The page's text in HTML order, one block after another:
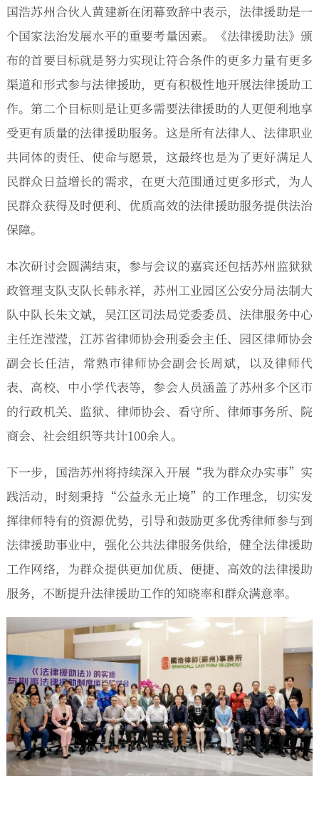
国浩苏州合伙人黄建新在闭幕致辞中表示，法律援助是一
个国家法治发展水平的重要考量因素。《法律援助法》颁
布的首要目标就是努力实现让符合条件的更多力量有更多
渠道和形式参与法律援助，更有积极性地开展法律援助工
作。第二个目标则是让更多需要法律援助的人更便利地享
受更有质量的法律援助服务。这是所有法律人、法律职业
共同体的责任、使命与愿景，这最终也是为了更好满足人
民群众日益增长的需求，在更大范围通过更多形式，为人
民群众获得及时便利、优质高效的法律援助服务提供法治
保障。
本次研讨会圆满结束，参与会议的嘉宾还包括苏州监狱狱
政管理支队支队长韩永祥，苏州工业园区公安分局法制大
队中队长朱文斌，吴江区司法局党委委员、法律服务中心
主任迮滢滢，江苏省律师协会刑委会主任、园区律师协会
副会长任洁，常熟市律师协会副会长周斌，以及律师代
表、高校、中小学代表等，参会人员涵盖了苏州多个区市
的行政机关、监狱、律师协会、看守所、律师事务所、院
商会、社会组织等共计100余人。
下一步，国浩苏州将持续深入开展“我为群众办实事”实
践活动，时刻秉持“公益永无止境”的工作理念，切实发
挥律师特有的资源优势，引导和鼓励更多优秀律师参与到
法律援助事业中，强化公共法律服务供给，健全法律援助
工作网络，为群众提供更加优质、便捷、高效的法律援助
服务，不断提升法律援助工作的知晓率和群众满意率。